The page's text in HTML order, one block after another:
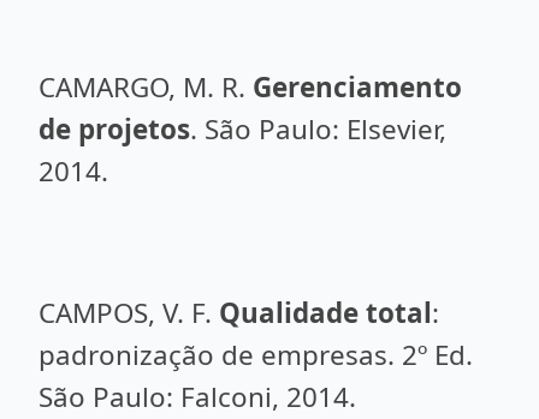
CAMARGO, M. R. Gerenciamento
de projetos. São Paulo: Elsevier,
2014.
CAMPOS, V. F. Qualidade total:
padronização de empresas. 2º Ed.
São Paulo: Falconi, 2014.